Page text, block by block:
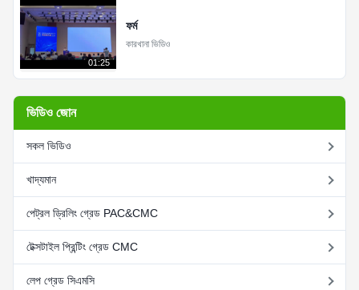
01:25
ফর্ম
কারখানা ভিডিও
ভিডিও জোন
সকল ভিডিও
খাদ্যমান
পেট্রল ড্রিলিং গ্রেড PAC&CMC
টেক্সটাইল প্রিন্টিং গ্রেড CMC
লেপ গ্রেড সিএমসি